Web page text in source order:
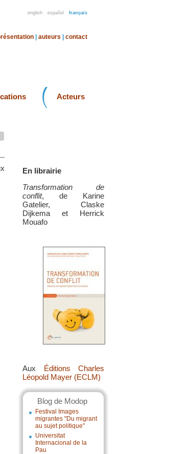
english español français
auteurs contact
Acteurs
En librairie
Transformation de
conflit, de Karine
Gatelier, Claske
Dijkema et Herrick
Mouafo
Aux Éditions Charles
Léopold Mayer (ECLM)
Blog de Modop
Festival Images
migrantes "Du migrant
au sujet politique"
Universitat
Internacional de la
Pau